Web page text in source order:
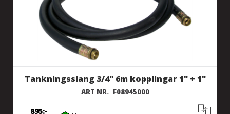
Tankningsslang 3/4" 6m kopplingar 1" + 1"
ART NR. F08945000
895